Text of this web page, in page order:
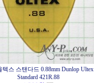
텍스 스탠다드 0.88mm Dunlop Ultex
Standard 421R.88